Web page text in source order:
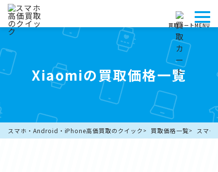
買取カートMENU
Xiaomiの買取価格一覧
スマホ・Android・iPhone高価買取のクイック 買取価格一覧 スマー